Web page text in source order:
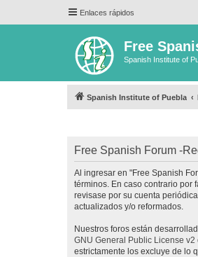
Enlaces rápidos
Free
Spanish Institute of
Spanish Institute of Puebla
Free Spanish Forum -
Al ingresar en "Free Spanish
términos. En caso contrario por
revisase por su cuenta
actualizados y/o reformados.
Nuestros foros están
GNU General Public License v2
estrictamente los excluye de lo